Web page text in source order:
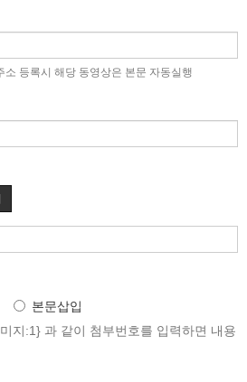
소 등록시 해당 동영상은 본문 자동실행
본문삽입
지:1} 과 같이 첨부번호를 입력하면 내용